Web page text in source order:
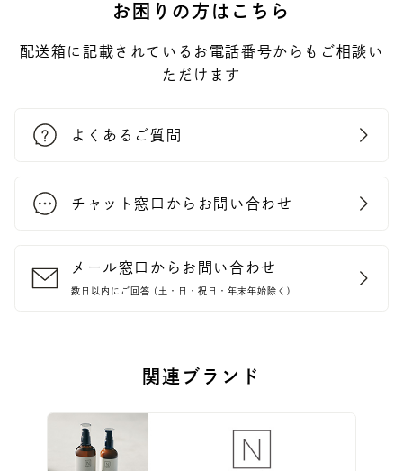
お困りの方はこちら
配送箱に記載されているお電話番号からもご相談い
ただけます
よくあるご質問
チャット窓口からお問い合わせ
メール窓口からお問い合わせ
数日以内にご回答 (土・日・祝日・年末年始除く)
関連ブランド